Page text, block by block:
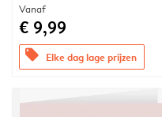
Vanaf
€ 9,99
offers Elke dag lage prijzen